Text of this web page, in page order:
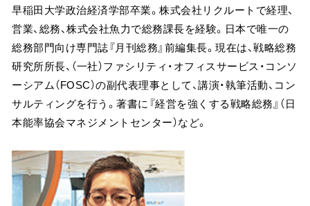
早稲田大学政治経済学部卒業。株式会社リクルートで経理、
営業、総務、株式会社魚力で総務課長を経験。日本で唯一の
総務部門向け専門誌『月刊総務』前編集長。現在は、戦略総務
研究所所長、（一社）ファシリティ・オフィスサービス・コンソ
ーシアム（FOSC）の副代表理事として、講演・執筆活動、コン
サルティングを行う。著書に『経営を強くする戦略総務』（日
本能率協会マネジメントセンター）など。